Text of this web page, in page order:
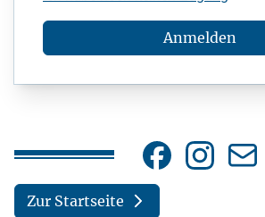
Anmelden
Zur Startseite